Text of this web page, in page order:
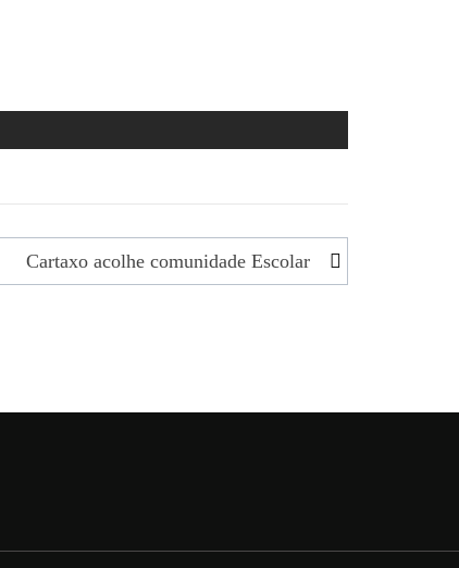
Cartaxo acolhe comunidade Escolar